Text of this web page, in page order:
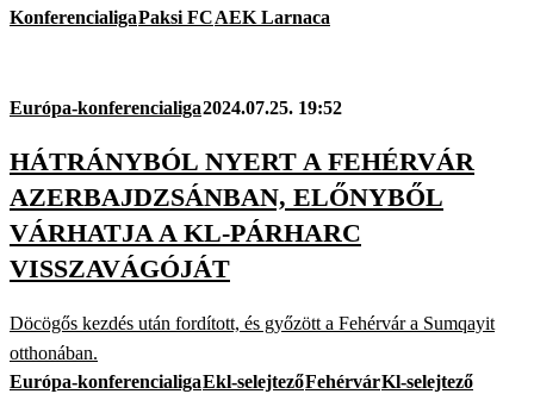
KonferencialigaPaksi FCAEK Larnaca
Európa-konferencialiga2024.07.25. 19:52
HÁTRÁNYBÓL NYERT A FEHÉRVÁR
AZERBAJDZSÁNBAN, ELŐNYBŐL
VÁRHATJA A KL-PÁRHARC
VISSZAVÁGÓJÁT
Döcögős kezdés után fordított, és győzött a Fehérvár a Sumqayit
otthonában.
Európa-konferencialigaEkl-selejtezőFehérvárKl-selejtező